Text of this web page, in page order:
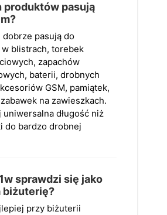
produktów pasują
dobrze pasują do
blistrach, torebek
zapachów
baterii, drobnych
GSM, pamiątek,
na zawieszkach.
uniwersalna długość niż
do bardzo drobnej
sprawdzi się jako
biżuterię?
przy biżuterii